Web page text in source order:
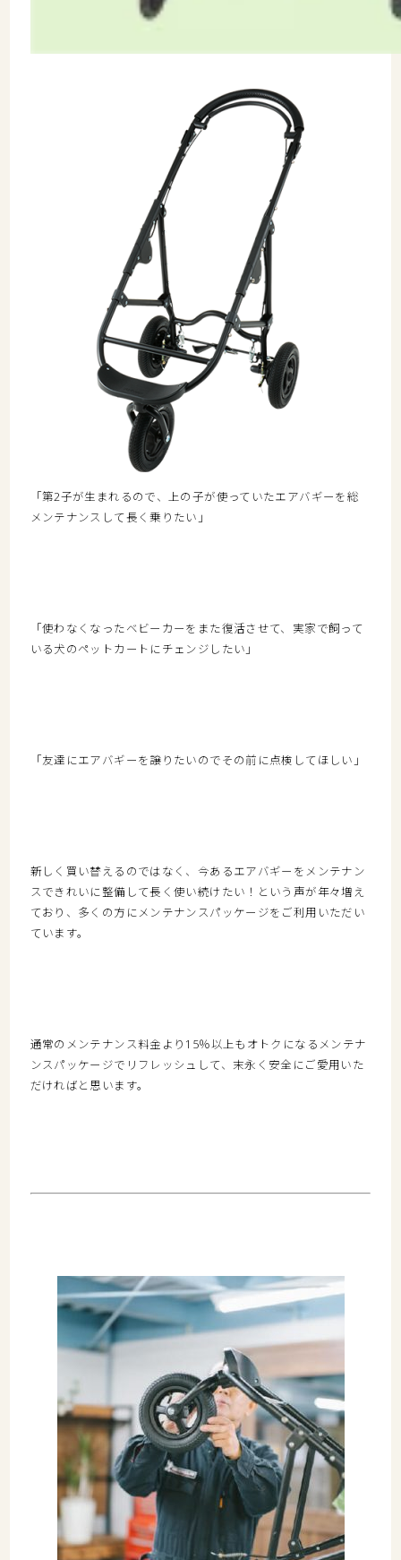
「第2子が生まれるので、上の子が使っていたエアバギーを総
メンテナンスして長く乗りたい」
「使わなくなったベビーカーをまた復活させて、実家で飼って
いる犬のペットカートにチェンジしたい」
「友達にエアバギーを譲りたいのでその前に点検してほしい」
新しく買い替えるのではなく、今あるエアバギーをメンテナン
スできれいに整備して長く使い続けたい！という声が年々増え
ており、多くの方にメンテナンスパッケージをご利用いただい
ています。
通常のメンテナンス料金より15％以上もオトクになるメンテナ
ンスパッケージでリフレッシュして、末永く安全にご愛用いた
だければと思います。